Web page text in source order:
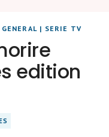
GENERAL | SERIE TV
edition